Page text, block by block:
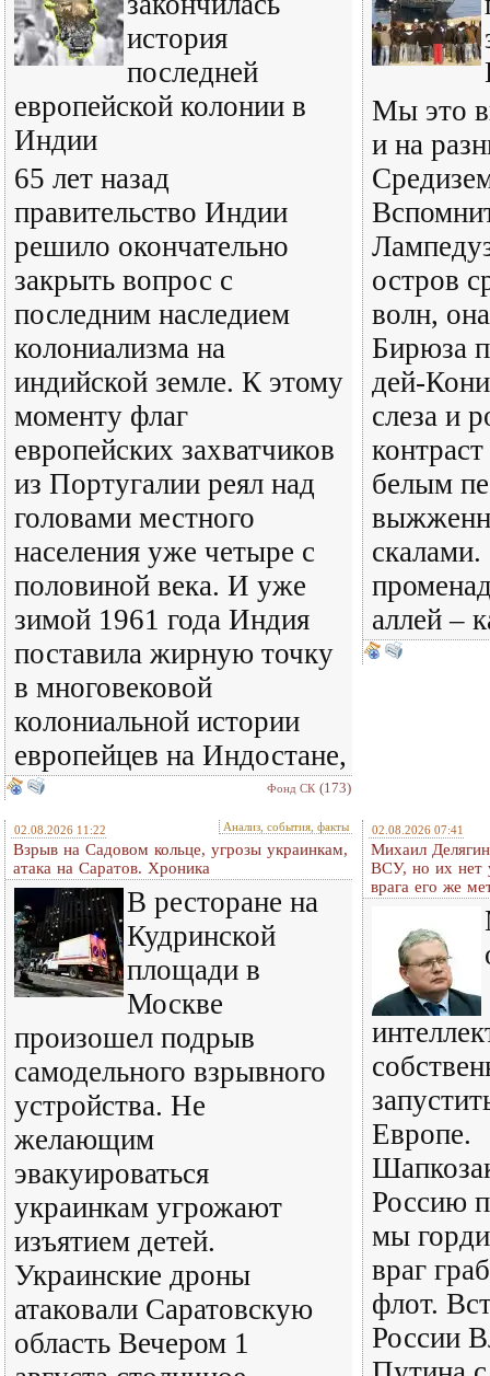
история
последней
европейской колонии в
Индии
65 лет назад
правительство Индии
решило окончательно
закрыть вопрос с
последним наследием
колониализма на
индийской земле. К этому
моменту флаг
европейских захватчиков
из Португалии реял над
головами местного
населения уже четыре с
половиной века. И уже
зимой 1961 года Индия
поставила жирную точку
в многовековой
колониальной истории
европейцев на Индостане,
Фонд СК (173)
Мы это
и на
остров
волн,
Бирюза
дей-
слеза и
белым
скалами.
аллей –
02.08.2026 11:22 Анализ, события, факты
Взрыв на Садовом кольце, угрозы украинкам,
атака на Саратов. Хроника
В ресторане на
Кудринской
площади в
Москве
произошел подрыв
самодельного взрывного
устройства. Не
желающим
эвакуироваться
украинкам угрожают
изъятием детей.
Украинские дроны
атаковали Саратовскую
область Вечером 1
02.08.2026 07:41
Михаил
ВСУ, но их нет
врага его же
Европе.
Россию
мы
враг
флот.
России